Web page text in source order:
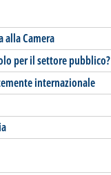
alla Camera
per il settore pubblico?
internazionale